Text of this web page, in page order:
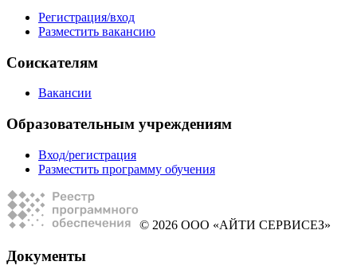
Регистрация/вход
Разместить вакансию
Соискателям
Вакансии
Образовательным учреждениям
Вход/регистрация
Разместить программу обучения
© 2026 ООО «АЙТИ СЕРВИСЕЗ»
Документы